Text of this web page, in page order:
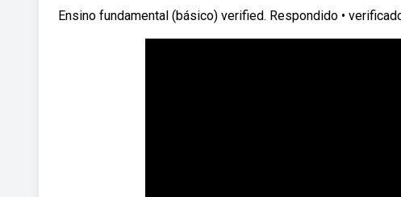
Ensino fundamental (básico) verified. Respondido •